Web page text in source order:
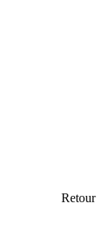
Retour